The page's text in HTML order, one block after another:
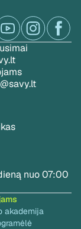
nuo 07:00
akademija